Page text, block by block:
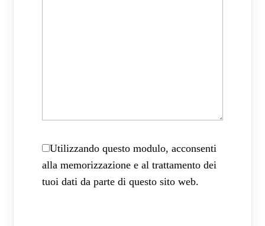
Utilizzando questo modulo, acconsenti
alla memorizzazione e al trattamento dei
tuoi dati da parte di questo sito web.